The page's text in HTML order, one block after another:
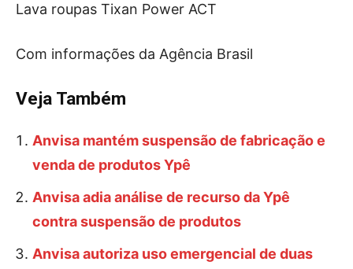
Lava roupas Tixan Power ACT
Com informações da Agência Brasil
Veja Também
Anvisa mantém suspensão de fabricação e
venda de produtos Ypê
Anvisa adia análise de recurso da Ypê
contra suspensão de produtos
Anvisa autoriza uso emergencial de duas